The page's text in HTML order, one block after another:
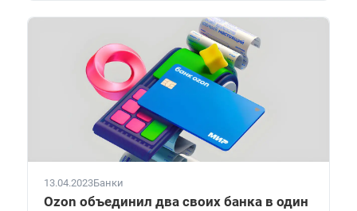
13.04.2023Банки
Ozon объединил два своих банка в один